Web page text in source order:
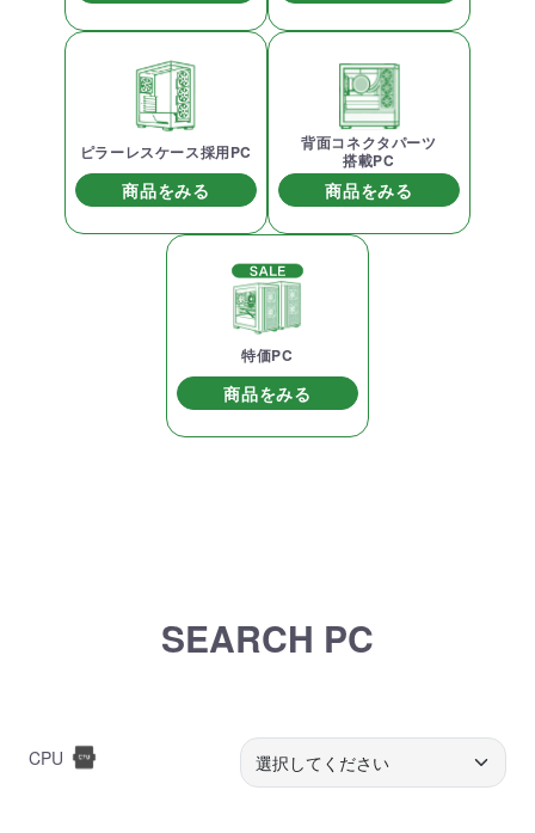
ピラーレスケース採用PC
商品をみる
背面コネクタパーツ
搭載PC
商品をみる
特価PC
商品をみる
SEARCH PC
CPU